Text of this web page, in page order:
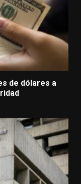
de dólares a